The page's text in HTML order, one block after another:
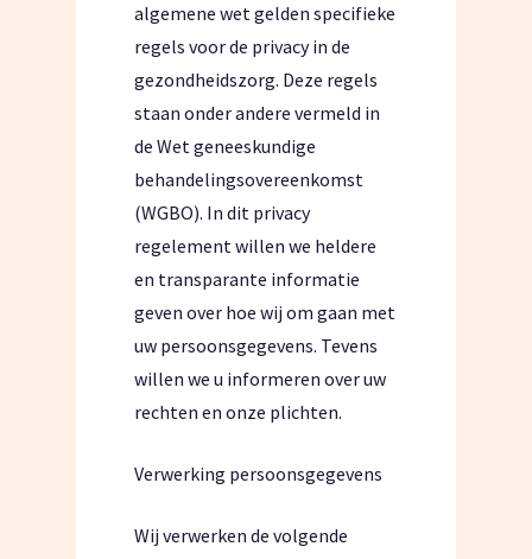
algemene wet gelden specifieke
regels voor de privacy in de
gezondheidszorg. Deze regels
staan onder andere vermeld in
de Wet geneeskundige
behandelingsovereenkomst
(WGBO). In dit privacy
regelement willen we heldere
en transparante informatie
geven over hoe wij om gaan met
uw persoonsgegevens. Tevens
willen we u informeren over uw
rechten en onze plichten.
Verwerking persoonsgegevens
Wij verwerken de volgende